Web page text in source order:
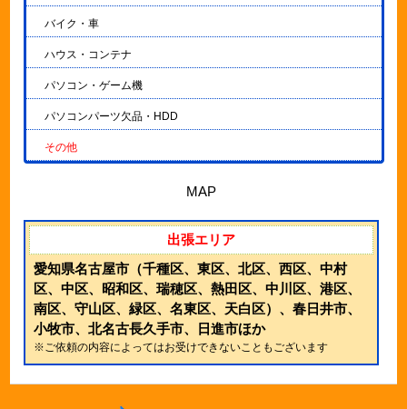
バイク・車
ハウス・コンテナ
パソコン・ゲーム機
パソコンパーツ欠品・HDD
その他
MAP
出張エリア
愛知県名古屋市（千種区、東区、北区、西区、中村
区、中区、昭和区、瑞穂区、熱田区、中川区、港区、
南区、守山区、緑区、名東区、天白区）、春日井市、
小牧市、北名古長久手市、日進市ほか
※ご依頼の内容によってはお受けできないこともございます